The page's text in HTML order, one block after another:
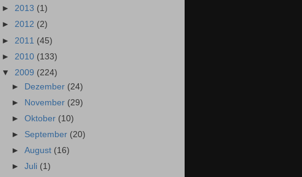
► 2013 (1)
► 2012 (2)
► 2011 (45)
► 2010 (133)
▼ 2009 (224)
► Dezember (24)
► November (29)
►Oktober (10)
► September (20)
►August (16)
►Juli (1)